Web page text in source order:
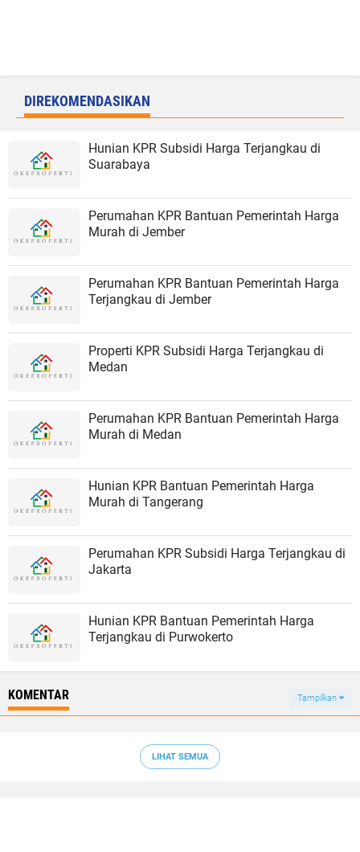
DIREKOMENDASIKAN
Hunian KPR Subsidi Harga Terjangkau di
Suarabaya
Perumahan KPR Bantuan Pemerintah Harga
Murah di Jember
Perumahan KPR Bantuan Pemerintah Harga
Terjangkau di Jember
Properti KPR Subsidi Harga Terjangkau di
Medan
Perumahan KPR Bantuan Pemerintah Harga
Murah di Medan
Hunian KPR Bantuan Pemerintah Harga
Murah di Tangerang
Perumahan KPR Subsidi Harga Terjangkau di
Jakarta
Hunian KPR Bantuan Pemerintah Harga
Terjangkau di Purwokerto
KOMENTAR Tampilkan
LIHAT SEMUA